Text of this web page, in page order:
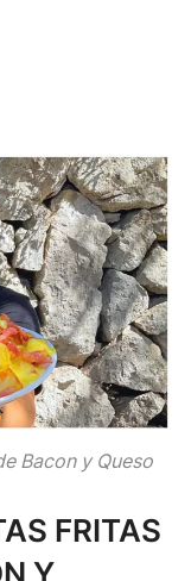
Bacon y Queso
FRITAS
Y